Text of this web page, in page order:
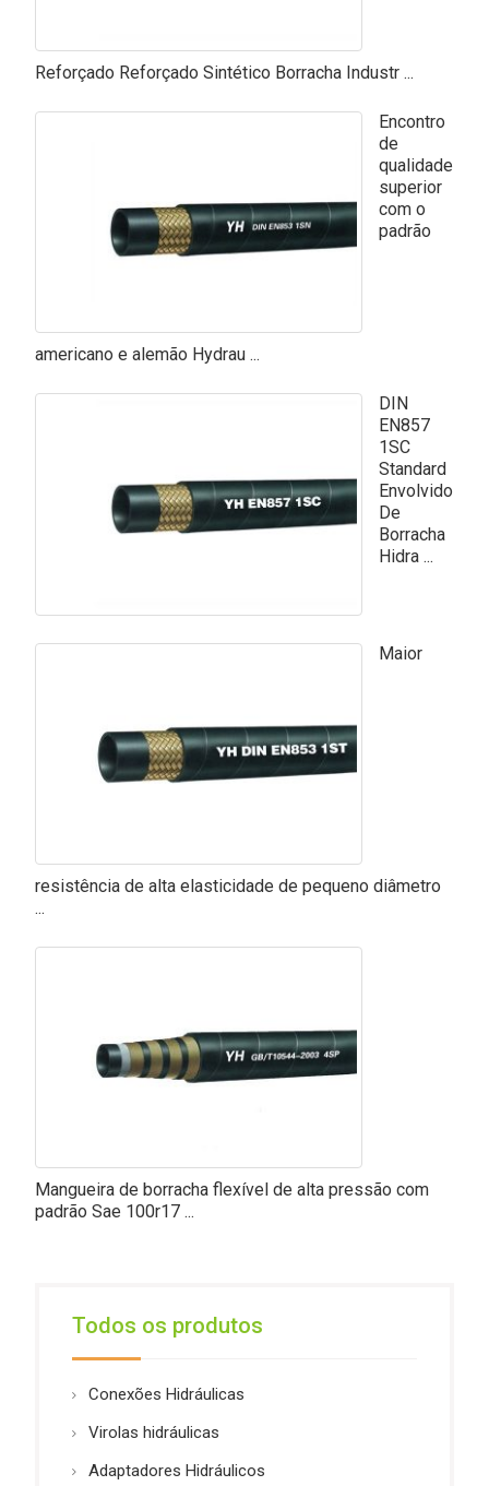
Reforçado Reforçado Sintético Borracha Industr ...
Encontro
de
qualidade
superior
com o
padrão
americano e alemão Hydrau ...
DIN
EN857
1SC
Standard
Envolvido
De
Borracha
Hidra ...
Maior
resistência de alta elasticidade de pequeno diâmetro
...
Mangueira de borracha flexível de alta pressão com
padrão Sae 100r17 ...
Todos os produtos
Conexões Hidráulicas
Virolas hidráulicas
Adaptadores Hidráulicos